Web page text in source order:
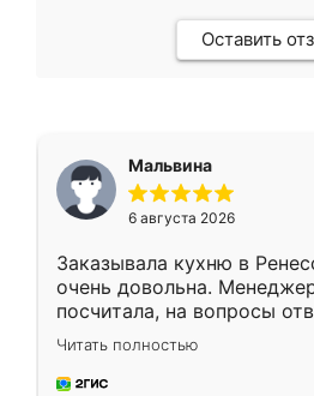
Оставить
Мальвина
6 августа 2026
Заказывала кухню в
очень довольна.
посчитала, на вопросы
Замерщик приехал в
делу со всей
за день, ребята работали
Читать полностью